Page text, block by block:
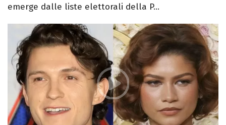
emerge dalle liste elettorali della P...